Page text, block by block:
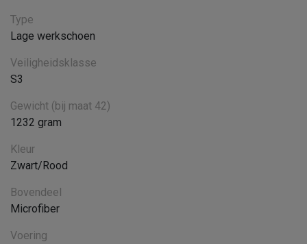
Type
Lage werkschoen
Veiligheidsklasse
S3
Gewicht (bij maat 42)
1232 gram
Kleur
Zwart/Rood
Bovendeel
Microfiber
Voering